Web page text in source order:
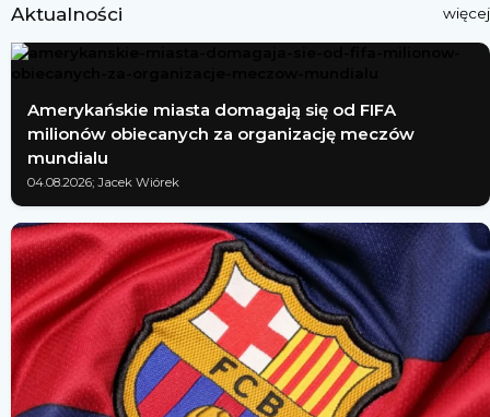
Aktualności więcej
Amerykańskie miasta domagają się od FIFA
milionów obiecanych za organizację meczów
mundialu
04.08.2026; Jacek Wiórek